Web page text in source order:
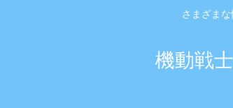
さまざまな
機動戦